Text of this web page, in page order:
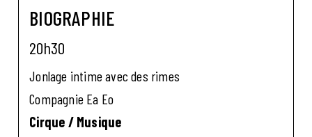
BIOGRAPHIE
20h30
Jonlage intime avec des rimes
Compagnie Ea Eo
Cirque / Musique